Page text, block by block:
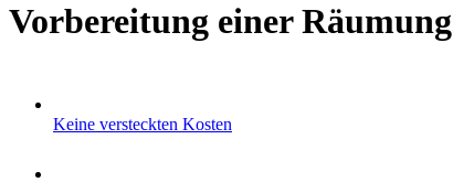
Vorbereitung einer Räumung
Keine versteckten Kosten